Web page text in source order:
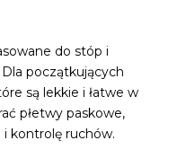
do stóp i
początkujących
są lekkie i łatwe w
płetwy paskowe,
kontrolę ruchów.